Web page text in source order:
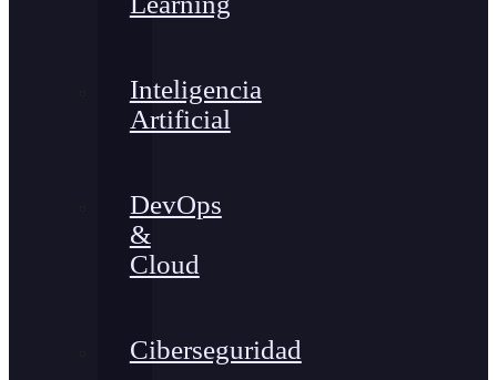
Inteligencia
Artificial
DevOps
&
Cloud
Ciberseguridad